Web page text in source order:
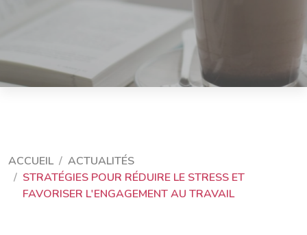
ACCUEIL
ACTUALITÉS
STRATÉGIES POUR RÉDUIRE LE STRESS ET
FAVORISER L'ENGAGEMENT AU TRAVAIL